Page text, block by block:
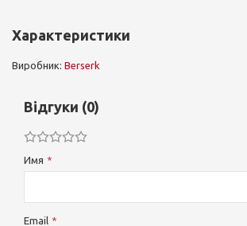
Характеристики
Виробник: Berserk
Відгуки (0)
Имя
Email